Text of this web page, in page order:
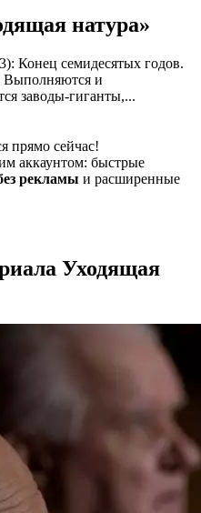
натура»
Конец семидесятых годов.
Выполняются и
заводы-гиганты,...
прямо сейчас!
аккаунтом: быстрые
рекламы и расширенные
Уходящая